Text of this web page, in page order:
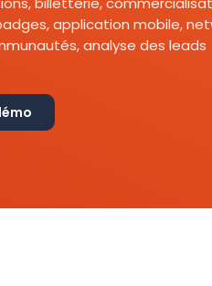
application mobile,
analyse des leads